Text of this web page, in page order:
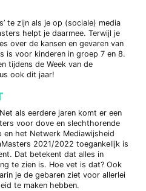
te zijn als je op (sociale) media
helpt je daarmee. Terwijl je
over de kansen en gevaren van
is voor kinderen in groep 7 en 8.
tijdens de Week van de
ook dit jaar!
als eerdere jaren komt er een
voor dove en slechthorende
en het Netwerk Mediawijsheid
2021/2022 toegankelijk is
Dat betekent dat alles in
te zien is. Hoe vet is dat? Ook
je de gebaren ziet voor allerlei
te maken hebben.